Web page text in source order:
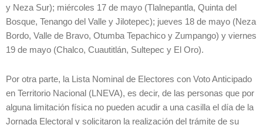
y Neza Sur); miércoles 17 de mayo (Tlalnepantla, Quinta del
Bosque, Tenango del Valle y Jilotepec); jueves 18 de mayo (Neza
Bordo, Valle de Bravo, Otumba Tepachico y Zumpango) y viernes
19 de mayo (Chalco, Cuautitlán, Sultepec y El Oro).
Por otra parte, la Lista Nominal de Electores con Voto Anticipado
en Territorio Nacional (LNEVA), es decir, de las personas que por
alguna limitación física no pueden acudir a una casilla el día de la
Jornada Electoral y solicitaron la realización del trámite de su